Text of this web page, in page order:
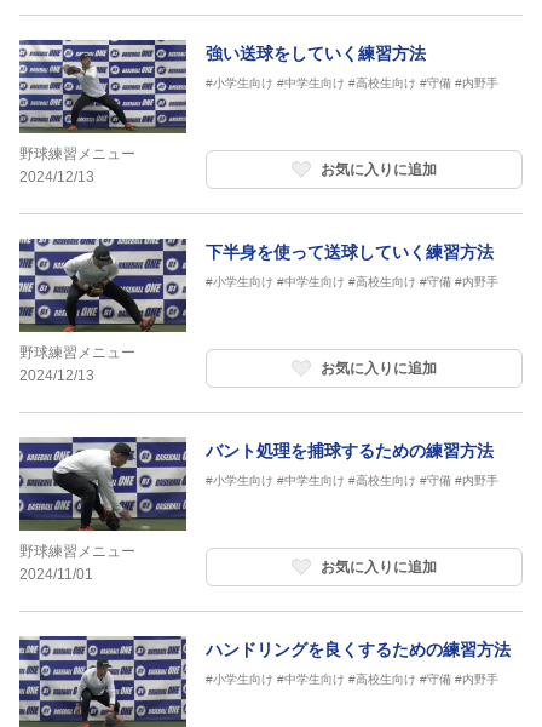
野球練習メニュー
2024/12/13
強い送球をしていく練習方法
#小学生向け #中学生向け #高校生向け #守備 #内野手
お気に入りに追加
野球練習メニュー
2024/12/13
下半身を使って送球していく練習方法
#小学生向け #中学生向け #高校生向け #守備 #内野手
お気に入りに追加
野球練習メニュー
2024/11/01
バント処理を捕球するための練習方法
#小学生向け #中学生向け #高校生向け #守備 #内野手
お気に入りに追加
ハンドリングを良くするための練習方法
#小学生向け #中学生向け #高校生向け #守備 #内野手